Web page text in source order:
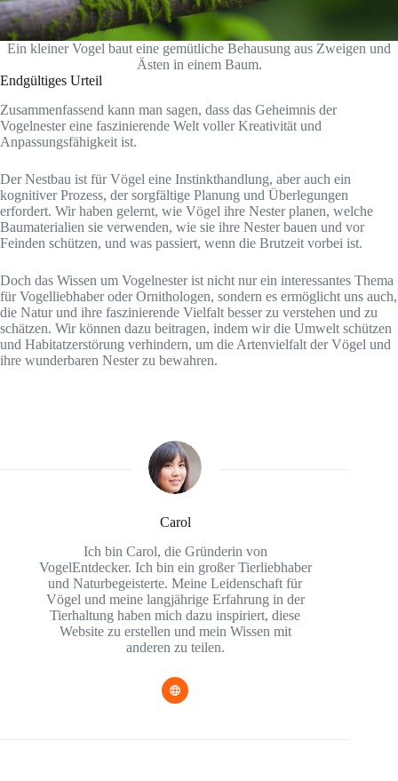
Ein kleiner Vogel baut eine gemütliche Behausung aus Zweigen und
Ästen in einem Baum.
Endgültiges Urteil
Zusammenfassend kann man sagen, dass das Geheimnis der
Vogelnester eine faszinierende Welt voller Kreativität und
Anpassungsfähigkeit ist.
Der Nestbau ist für Vögel eine Instinkthandlung, aber auch ein
kognitiver Prozess, der sorgfältige Planung und Überlegungen
erfordert. Wir haben gelernt, wie Vögel ihre Nester planen, welche
Baumaterialien sie verwenden, wie sie ihre Nester bauen und vor
Feinden schützen, und was passiert, wenn die Brutzeit vorbei ist.
Doch das Wissen um Vogelnester ist nicht nur ein interessantes Thema
für Vogelliebhaber oder Ornithologen, sondern es ermöglicht uns auch,
die Natur und ihre faszinierende Vielfalt besser zu verstehen und zu
schätzen. Wir können dazu beitragen, indem wir die Umwelt schützen
und Habitatzerstörung verhindern, um die Artenvielfalt der Vögel und
ihre wunderbaren Nester zu bewahren.
Carol
Ich bin Carol, die Gründerin von
VogelEntdecker. Ich bin ein großer Tierliebhaber
und Naturbegeisterte. Meine Leidenschaft für
Vögel und meine langjährige Erfahrung in der
Tierhaltung haben mich dazu inspiriert, diese
Website zu erstellen und mein Wissen mit
anderen zu teilen.